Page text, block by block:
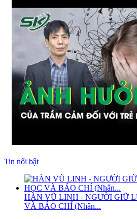
Tin nổi bật
HÀN VŨ LINH - NGƯỜI GIỮ
VÀ BÁO CHÍ (Nhân...